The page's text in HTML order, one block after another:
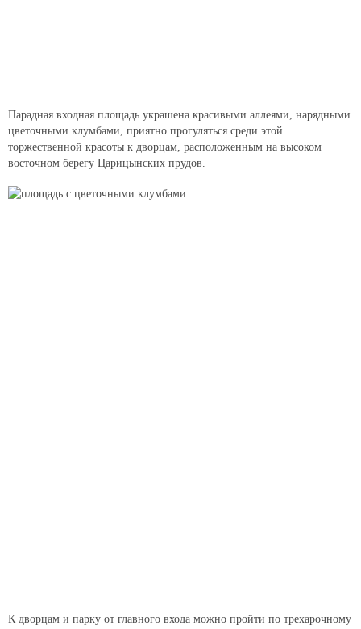
Парадная входная площадь украшена красивыми аллеями, нарядными
цветочными клумбами, приятно прогуляться среди этой
торжественной красоты к дворцам, расположенным на высоком
восточном берегу Царицынских прудов.
К дворцам и парку от главного входа можно пройти по трехарочному